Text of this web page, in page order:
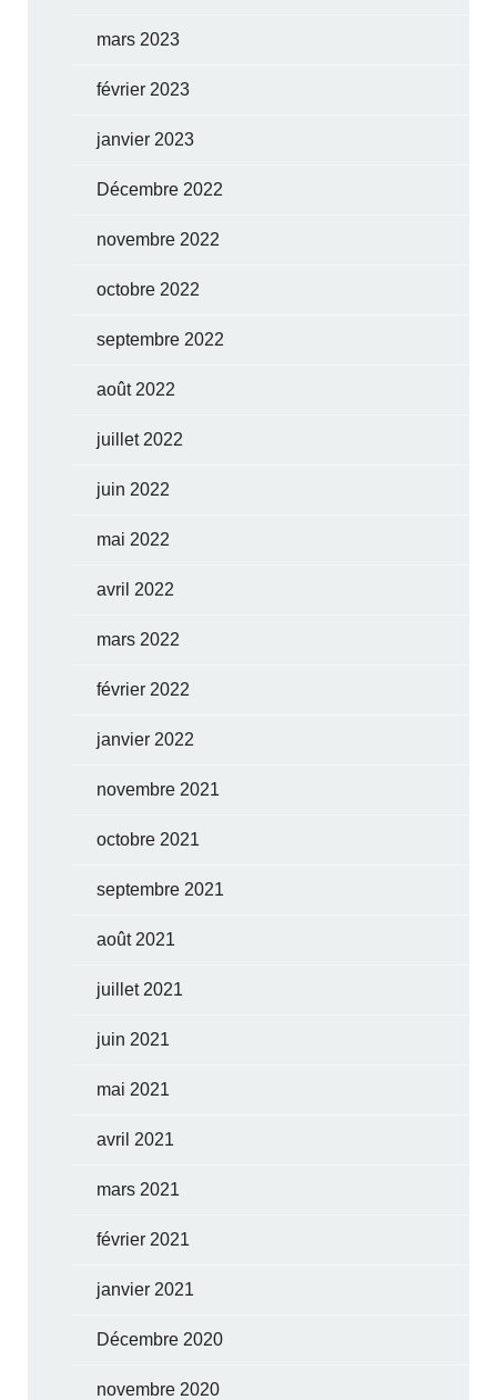
mars 2023
février 2023
janvier 2023
Décembre 2022
novembre 2022
octobre 2022
septembre 2022
août 2022
juillet 2022
juin 2022
mai 2022
avril 2022
mars 2022
février 2022
janvier 2022
novembre 2021
octobre 2021
septembre 2021
août 2021
juillet 2021
juin 2021
mai 2021
avril 2021
mars 2021
février 2021
janvier 2021
Décembre 2020
novembre 2020